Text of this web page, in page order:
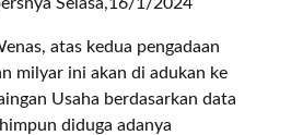
atas kedua pengadaan
milyar ini akan di adukan ke
Usaha berdasarkan data
diduga adanya